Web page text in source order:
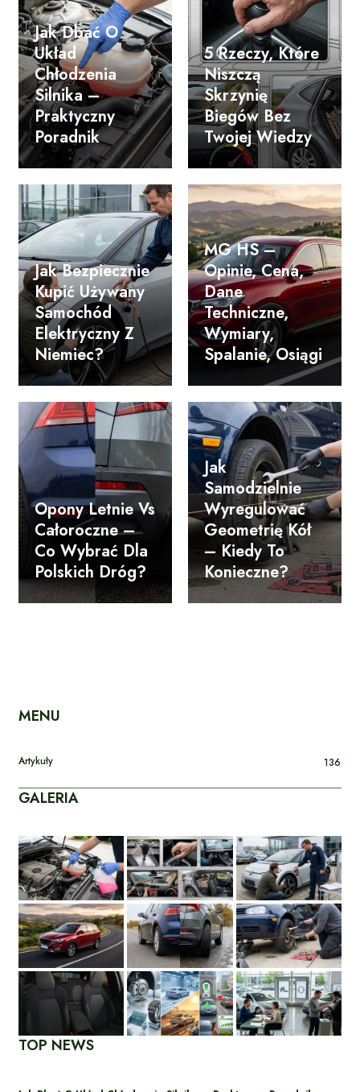
Jak Dbać O
Układ
Chłodzenia
Silnika –
Praktyczny
Poradnik
5 Rzeczy, Które
Niszczą
Skrzynię
Biegów Bez
Twojej Wiedzy
Jak Bezpiecznie
Kupić Używany
Samochód
Elektryczny Z
Niemiec?
MG HS –
Opinie, Cena,
Dane
Techniczne,
Wymiary,
Spalanie, Osiągi
Opony Letnie Vs
Całoroczne –
Co Wybrać Dla
Polskich Dróg?
Jak
Samodzielnie
Wyregulować
Geometrię Kół
– Kiedy To
Konieczne?
MENU
Artykuły 136
GALERIA
TOP NEWS